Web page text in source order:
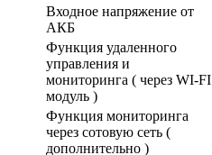
Входное напряжение от
АКБ
Функция удаленного
управления и
мониторинга ( через WI-FI
модуль )
Функция мониторинга
через сотовую сеть (
дополнительно )